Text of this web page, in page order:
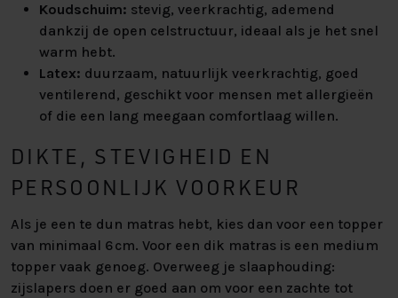
Koudschuim: stevig, veerkrachtig, ademend
dankzij de open celstructuur, ideaal als je het snel
warm hebt.
Latex: duurzaam, natuurlijk veerkrachtig, goed
ventilerend, geschikt voor mensen met allergieën
of die een lang meegaan comfortlaag willen.
DIKTE, STEVIGHEID EN
PERSOONLIJK VOORKEUR
Als je een te dun matras hebt, kies dan voor een topper
van minimaal 6 cm. Voor een dik matras is een medium
topper vaak genoeg. Overweeg je slaaphouding:
zijslapers doen er goed aan om voor een zachte tot